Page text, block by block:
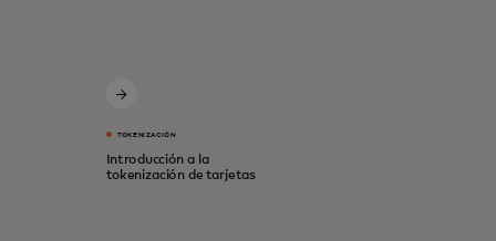
TOKENIZACIÓN
Introducción a la
tokenización de tarjetas